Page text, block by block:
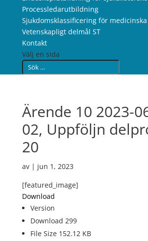
Processledarutbildning
Sjukdomsklassificering för
Vetenskapligt delmål ST
Kontakt
Välj en sida
Ärende 10 2023-
02, Uppföljn
20
av | jun 1, 2023
[featured_image]
Download
Version
Download 299
File Size 152.12 KB